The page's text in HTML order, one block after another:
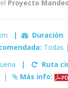
Proyecto
| Duración:
Todas |
| Ruta
|
Más info: